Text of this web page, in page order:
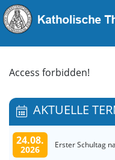
Access forbidden!
AKTUELLE
24.08.
2026 Erster Schultag